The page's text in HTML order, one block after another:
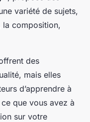
variété de sujets,
la composition,
des
mais elles
d’apprendre à
que vous avez à
sur votre